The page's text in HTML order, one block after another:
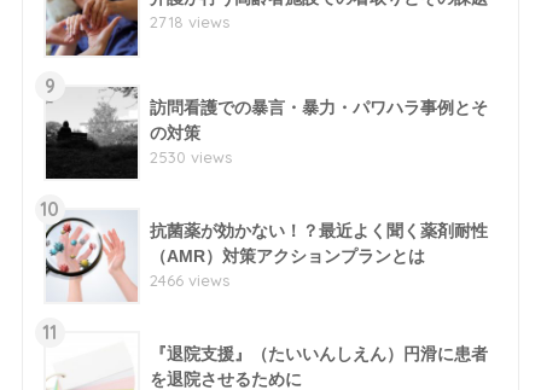
2718 views
9
訪問看護での暴言・暴力・パワハラ事例とそ
の対策
2530 views
10
抗菌薬が効かない！？最近よく聞く薬剤耐性
（AMR）対策アクションプランとは
2466 views
11
『退院支援』（たいいんしえん）円滑に患者
を退院させるために